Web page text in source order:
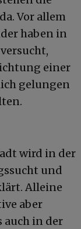
Vor allem
haben in
einer
gelungen
wird in der
und
Alleine
aber
auch in der